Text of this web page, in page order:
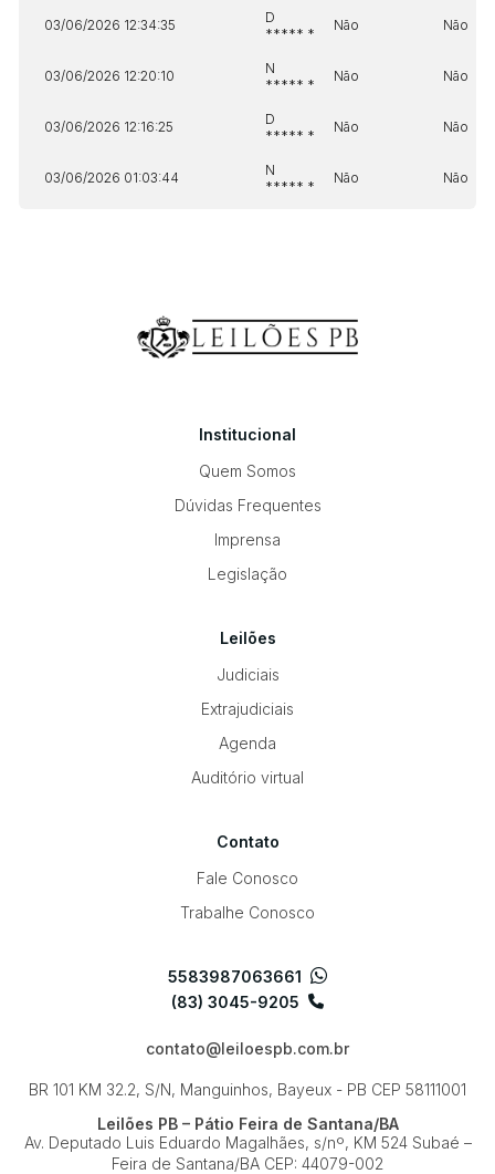
03/06/2026 12:34:35
D
***** *
Não Não
03/06/2026 12:20:10
N
***** *
Não Não
03/06/2026 12:16:25
D
***** *
Não Não
03/06/2026 01:03:44
N
***** *
Não Não
Institucional
Quem Somos
Dúvidas Frequentes
Imprensa
Legislação
Leilões
Judiciais
Extrajudiciais
Agenda
Auditório virtual
Contato
Fale Conosco
Trabalhe Conosco
5583987063661
(83) 3045-9205
contato@leiloespb.com.br
BR 101 KM 32.2, S/N, Manguinhos, Bayeux - PB CEP 58111001
Leilões PB – Pátio Feira de Santana/BA
Av. Deputado Luis Eduardo Magalhães, s/nº, KM 524Subaé –
Feira de Santana/BA CEP: 44079-002